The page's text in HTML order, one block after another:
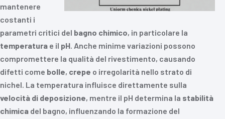
mantenere
costanti i
parametri critici del bagno chimico, in particolare la
temperatura e il pH. Anche minime variazioni possono
compromettere la qualità del rivestimento, causando
difetti come bolle, crepe o irregolarità nello strato di
nichel. La temperatura influisce direttamente sulla
velocità di deposizione, mentre il pH determina la stabilità
chimica del bagno, influenzando la formazione del